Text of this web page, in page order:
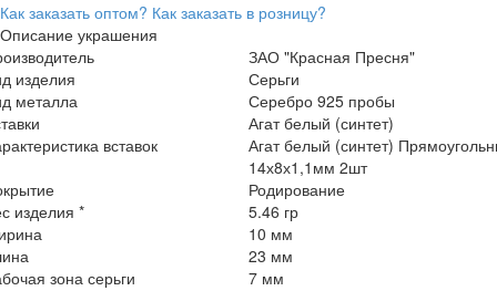
Как заказать оптом? Как заказать в розницу?
Описание украшения
ЗАО "Красная Пресня"
изделия
Серьги
металла
Серебро 925 пробы
Агат белый (синтет)
вставок
Агат белый (синтет)
14х8х1,1мм 2шт
Родирование
изделия *
5.46 гр
10 мм
23 мм
зона серьги
7 мм